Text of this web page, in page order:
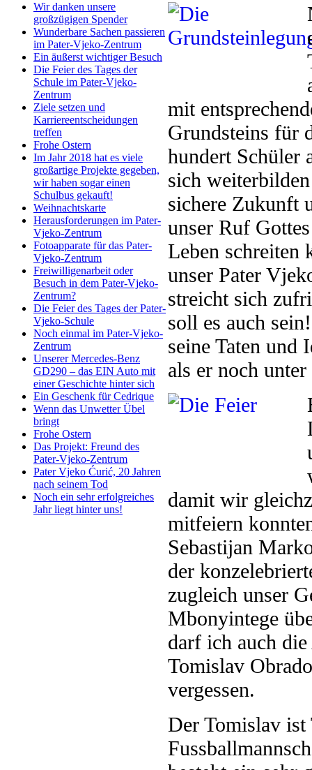
Wir danken unsere
großzügigen Spender
Wunderbare Sachen passieren
im Pater-Vjeko-Zentrum
Ein äußerst wichtiger Besuch
Die Feier des Tages der
Schule im Pater-Vjeko-
Zentrum
Ziele setzen und
Karriereentscheidungen
treffen
Frohe Ostern
Im Jahr 2018 hat es viele
großartige Projekte gegeben,
wir haben sogar einen
Schulbus gekauft!
Weihnachtskarte
Herausforderungen im Pater-
Vjeko-Zentrum
Fotoapparate für das Pater-
Vjeko-Zentrum
Freiwilligenarbeit oder
Besuch in dem Pater-Vjeko-
Zentrum?
Die Feier des Tages der Pater-
Vjeko-Schule
Noch einmal im Pater-Vjeko-
Zentrum
Unserer Mercedes-Benz
GD290 – das EIN Auto mit
einer Geschichte hinter sich
Ein Geschenk für Cedrique
Wenn das Unwetter Übel
bringt
Frohe Ostern
Das Projekt: Freund des
Pater-Vjeko-Zentrum
Pater Vjeko Ćurić, 20 Jahren
nach seinem Tod
Noch ein sehr erfolgreiches
Jahr liegt hinter uns!
mit
Grundsteins für
hundert Schüler
sich
sichere Zukunft
unser Ruf
Leben schreiten
unser Pater
streicht sich
soll es auch
seine Taten und
als er noch
damit wir
mitfeiern
Sebastijan
der
zugleich unser
Mbonyintege
darf ich auch
Tomislav
vergessen.
Der Tomislav ist